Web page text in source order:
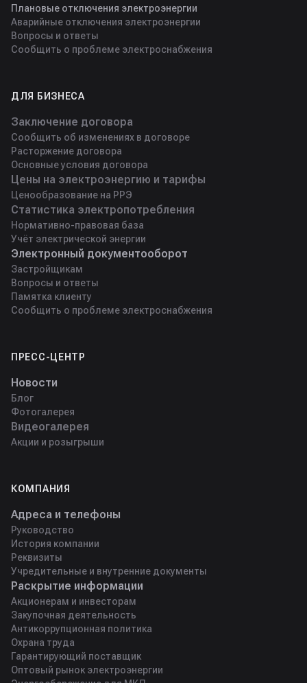
Плановые отключения электроэнергии
Аварийные отключения электроэнергии
Вопросы и ответы
Сообщить о проблеме электроснабжения
ДЛЯ БИЗНЕСА
Заключение договора
Сообщить об изменениях в договоре
Расторжение договора
Основные условия договора
Цены на электроэнергию и тарифы
Ценообразование на РРЭ
Статистика электропотребления
Нормативно-правовая база
Учёт электрической энергии
Электронный документооборот
Застройщикам
Вопросы и ответы
Памятка клиенту
Сообщить о проблеме электроснабжения
ПРЕСС-ЦЕНТР
Новости
Блог
Фотогалерея
Видеогалерея
Акции и розыгрыши
КОМПАНИЯ
Адреса и телефоны
Руководство
История компании
Реквизиты
Учредительные и внутренние документы
Раскрытие информации
Акционерам и инвесторам
Закупочная деятельность
Антикоррупционная политика
Охрана труда
Гарантирующий поставщик
Оптовый рынок электроэнергии